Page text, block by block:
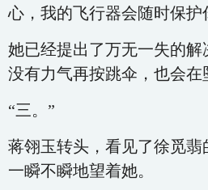
心，我的飞行器会随时保护
她已经提出了万无一失的解
没有力气再按跳伞，也会在
“三。”
蒋翎玉转头，看见了徐觅翡
一瞬不瞬地望着她。